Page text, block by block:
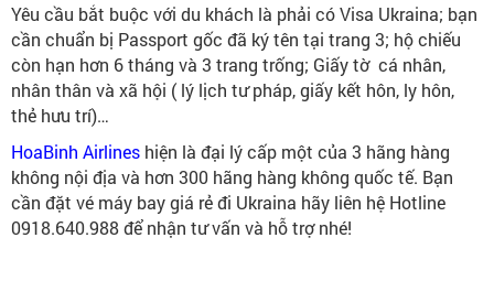
Yêu cầu bắt buộc với du khách là phải có Visa Ukraina; bạn
cần chuẩn bị Passport gốc đã ký tên tại trang 3; hộ chiếu
còn hạn hơn 6 tháng và 3 trang trống; Giấy tờ cá nhân,
nhân thân và xã hội ( lý lịch tư pháp, giấy kết hôn, ly hôn,
thẻ hưu trí)…
HoaBinh Airlines hiện là đại lý cấp một của 3 hãng hàng
không nội địa và hơn 300 hãng hàng không quốc tế. Bạn
cần đặt vé máy bay giá rẻ đi Ukraina hãy liên hệ Hotline
0918.640.988 để nhận tư vấn và hỗ trợ nhé!